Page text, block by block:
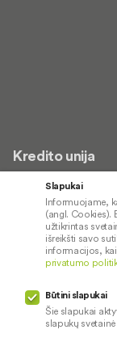
Kredito unija
Apie mus
Kontaktai
Karjera
Socialinė
Slapukai
Informuojame,
(angl. Cookies).
užtikrintas
išreikšti savo
informacijos,
privatumo
Būtini slapukai
Šie slapukai
slapukų